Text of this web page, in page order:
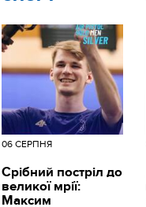
06 СЕРПНЯ
Срібний постріл до
великої мрії:
Максим